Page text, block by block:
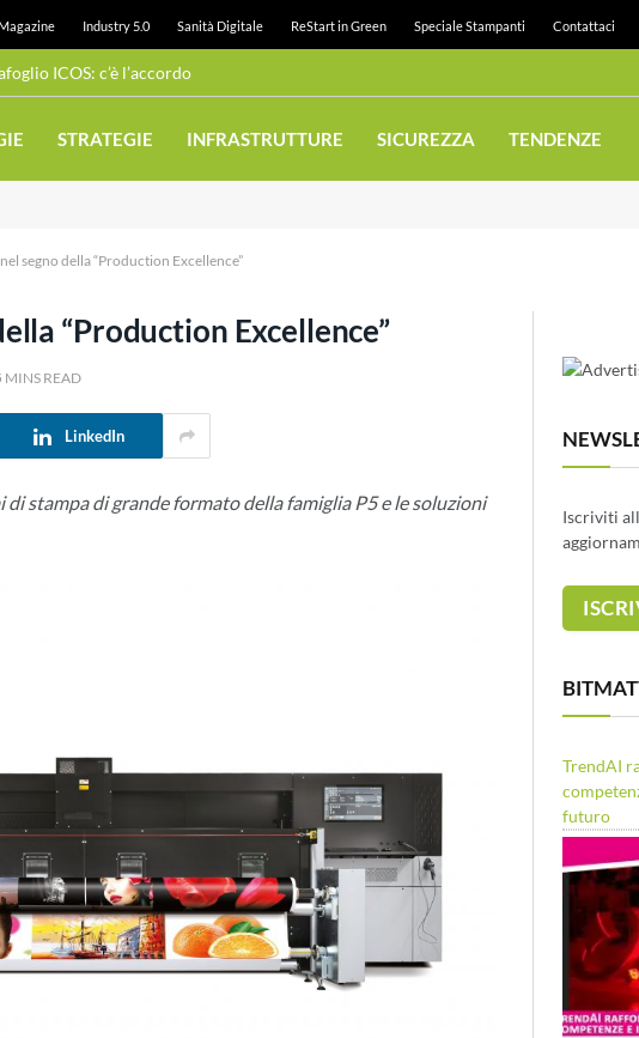
Industry 5.0 Sanità Digitale ReStart in Green Speciale Stampanti Contattaci
ICOS: c’è l’accordo
STRATEGIE INFRASTRUTTURE SICUREZZA TENDENZE
segno della “Production Excellence”
“Production Excellence”
MINS READ
LinkedIn
stampa di grande formato della famiglia P5 e le soluzioni
Iscriviti
TrendAI
futuro